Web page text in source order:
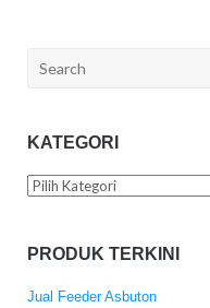
Search
KATEGORI
Kategori
PRODUK TERKINI
Jual Feeder Asbuton